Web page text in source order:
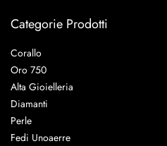
Categorie Prodotti
Corallo
Oro 750
Alta Gioielleria
Diamanti
Perle
Fedi Unoaerre